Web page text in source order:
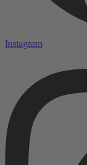
Instagram